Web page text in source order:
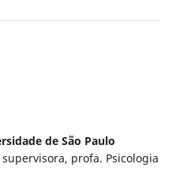
de São Paulo
profa. Psicologia